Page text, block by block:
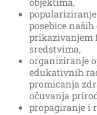
posebice
prikazivanjem
sredstvima,
organiziranje
edukativnih
promicanja
očuvanja
propagiranje i